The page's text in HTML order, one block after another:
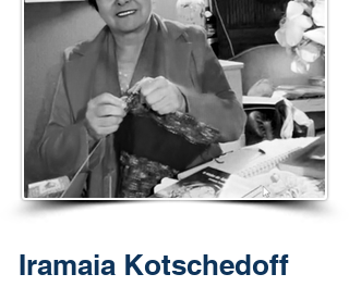
Iramaia Kotschedoff